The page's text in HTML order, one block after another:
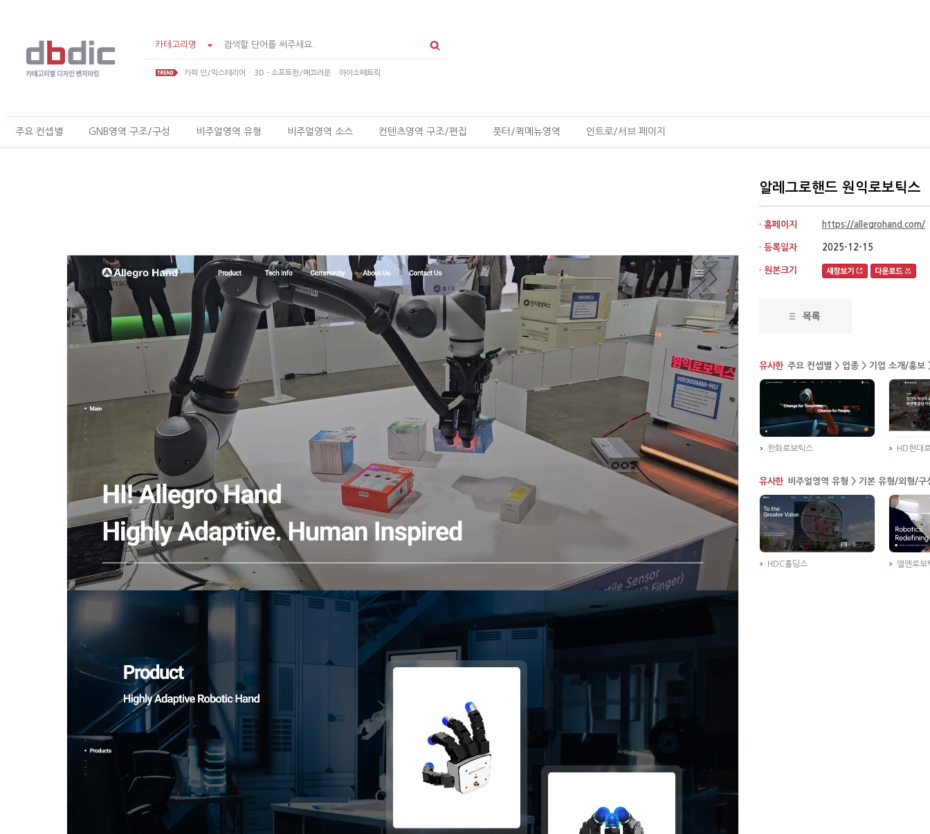
카테고리명
카피 인/익스테리어 3D - 소프트한/매끄러운 아이소메트릭
주요 컨셉별 GNB영역 구조/구성 비주얼영역 유형 비주얼영역 소스 컨텐츠영역 구조/편집 풋터/퀵메뉴영역 인트로/서브 페이지
알레그로핸드 원익로보틱스
· 홈페이지 https://allegrohand.com/
· 등록일자 2025-12-15
· 원본크기
유사한 주요 컨셉별 > 업종 > 기업 소개/홍보
한화로보틱스 HD현대
유사한 비주얼영역 유형 > 기본 유형/외형/구
HDC홀딩스 엘엔로보